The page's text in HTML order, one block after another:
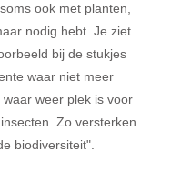
ook met planten,
nodig hebt. Je ziet
bij de stukjes
waar niet meer
weer plek is voor
Zo versterken
biodiversiteit".